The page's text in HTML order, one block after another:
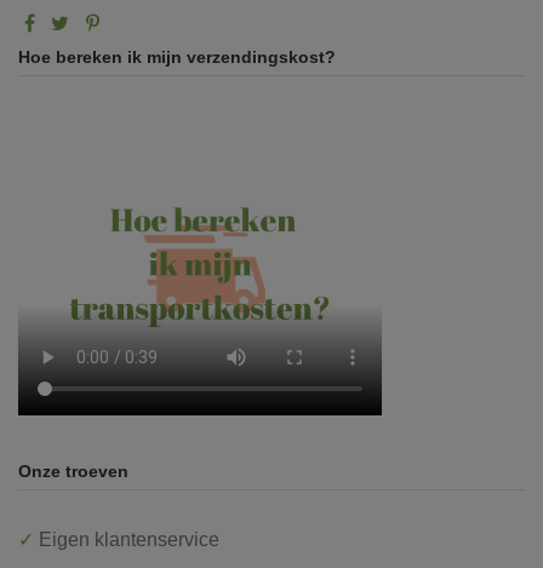
Hoe bereken ik mijn verzendingskost?
Onze troeven
✓ Eigen klantenservice